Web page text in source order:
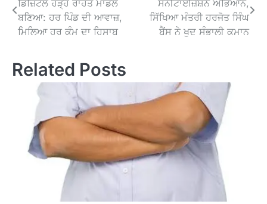
navigation
ਡਿਜ਼ਿਟਲ ਹੜ੍ਹ ਰਾਹਤ ਮਾਡਲ
ਬਣਿਆ: ਹਰ ਪਿੰਡ ਦੀ ਆਵਾਜ਼,
ਮਿਲਿਆ ਹਰ ਕੰਮ ਦਾ ਹਿਸਾਬ
ਸੈਨੀਟਾਈਜ਼ੇਸ਼ਨ ਅਭਿਆਨ,
ਸਿੱਖਿਆ ਮੰਤਰੀ ਹਰਜੋਤ ਸਿੰਘ
ਬੈਂਸ ਨੇ ਖੁਦ ਸੰਭਾਲੀ ਕਮਾਨ
Related Posts